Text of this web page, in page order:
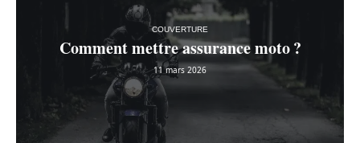
COUVERTURE
Comment mettre assurance moto ?
11 mars 2026